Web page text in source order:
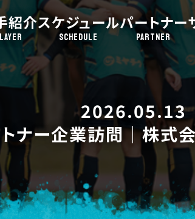
紹介スケジュール
SCHEDULE
パートナー
PARTNER
2026.05.13
ナー企業訪問｜株式